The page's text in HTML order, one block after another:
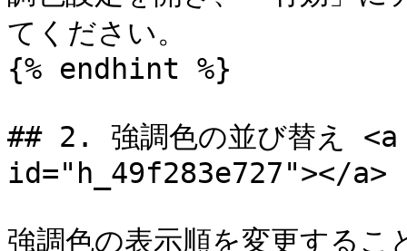
てください。
{% endhint %}
## 2. 強調色の並び替え
id="h_49f283e727"></a>
強調色の表示順を変更するこ